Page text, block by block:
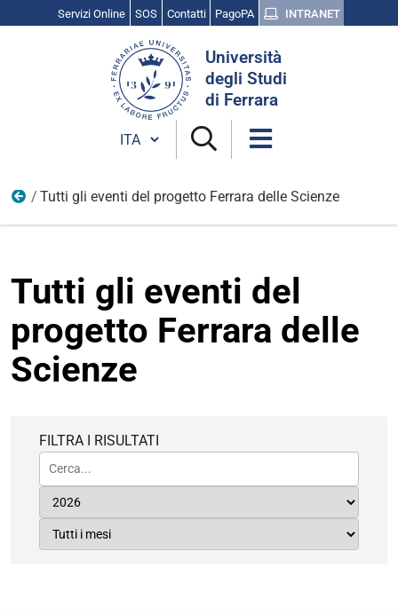
Servizi Online SOS Contatti PagoPA INTRANET
Università
degli Studi
di Ferrara
Cambia lingua
Gli eventi di Public Engagement 2025
Tutti gli eventi del progetto Ferrara delle Scienze
Tutti gli eventi del
progetto Ferrara delle
Scienze
FILTRA I RISULTATI